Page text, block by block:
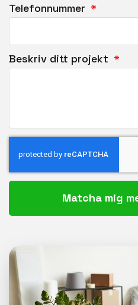
Telefonnummer
Beskriv ditt projekt
Matcha mig